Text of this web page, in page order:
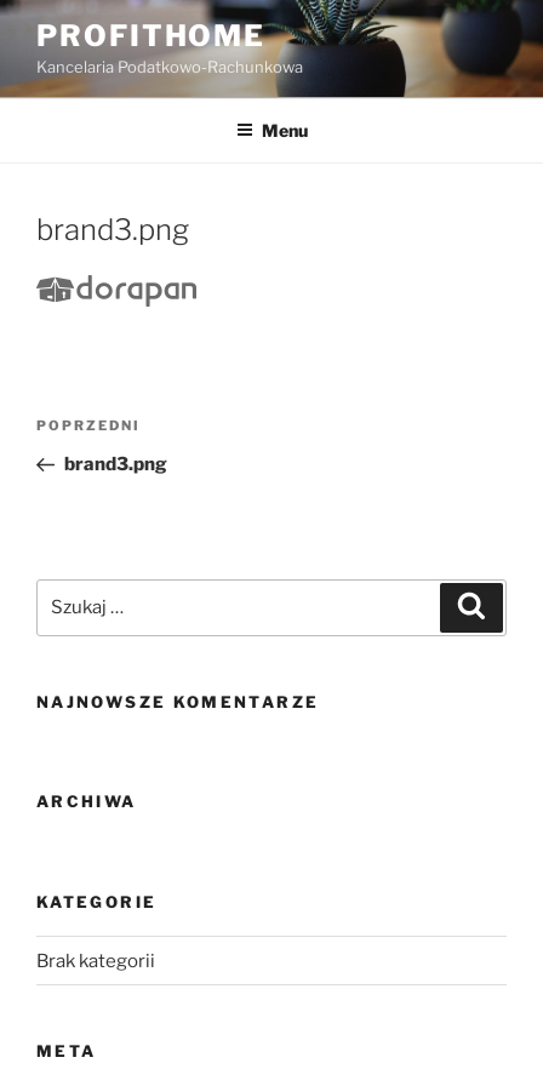
PROFITHOME
Kancelaria Podatkowo-Rachunkowa
Menu
brand3.png
POPRZEDNI
brand3.png
NAJNOWSZE KOMENTARZE
ARCHIWA
KATEGORIE
Brak kategorii
META